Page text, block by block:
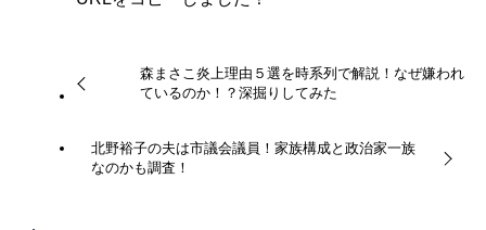
森まさこ炎上理由５選を時系列で解説！なぜ嫌われ
ているのか！？深掘りしてみた
北野裕子の夫は市議会議員！家族構成と政治家一族
なのかも調査！